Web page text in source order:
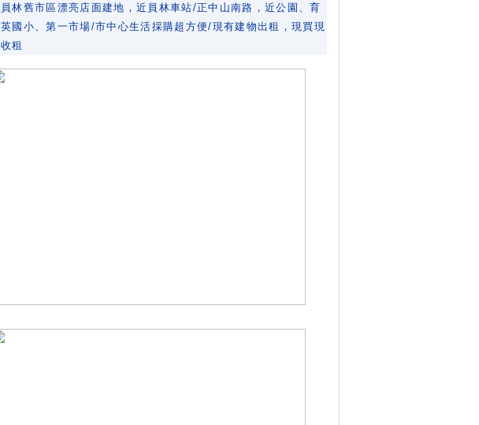
員林舊市區漂亮店面建地，近員林車站/正中山南路，近公園、育
英國小、第一市場/市中心生活採購超方便/現有建物出租，現買現
收租